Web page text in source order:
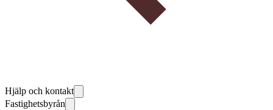
Hjälp och kontakt
Fastighetsbyrån